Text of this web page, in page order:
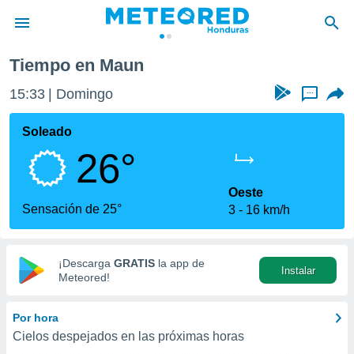
de
ha sido
calidad.
a este
las
y
digital
basada
Tiempo en Maun
15:33 Domingo ...
Soleado
26°
Sensación de 25°
Oeste
3
16 km/h
¡Descarga GRATIS la app de
Meteored!
Instalar
Por hora
Cielos despejados en las próximas horas